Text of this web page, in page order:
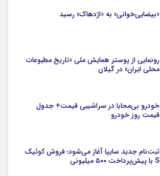
«بیضایی‌خوانی» به «اژدهاک» رسید
رونمایی از پوستر همایش ملی «تاریخ مطبوعات
محلی ایران» در گیلان
خودرو بی‌محابا در سراشیبی قیمت+ جدول
قیمت روز خودرو
ثبت‌نام جدید سایپا آغاز می‌شود؛ فروش کوئیک
S با پیش‌پرداخت ۵۰۰ میلیونی